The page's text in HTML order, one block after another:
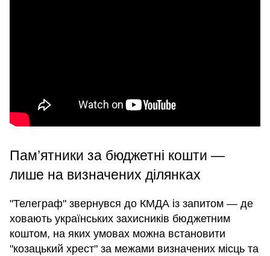
Пам’ятники за бюджетні кошти —
лише на визначених ділянках
"Телеграф" звернувся до КМДА із запитом — де
ховають українських захисників бюджетним
коштом, на яких умовах можна встановити
"козацький хрест" за межами визначених місць та